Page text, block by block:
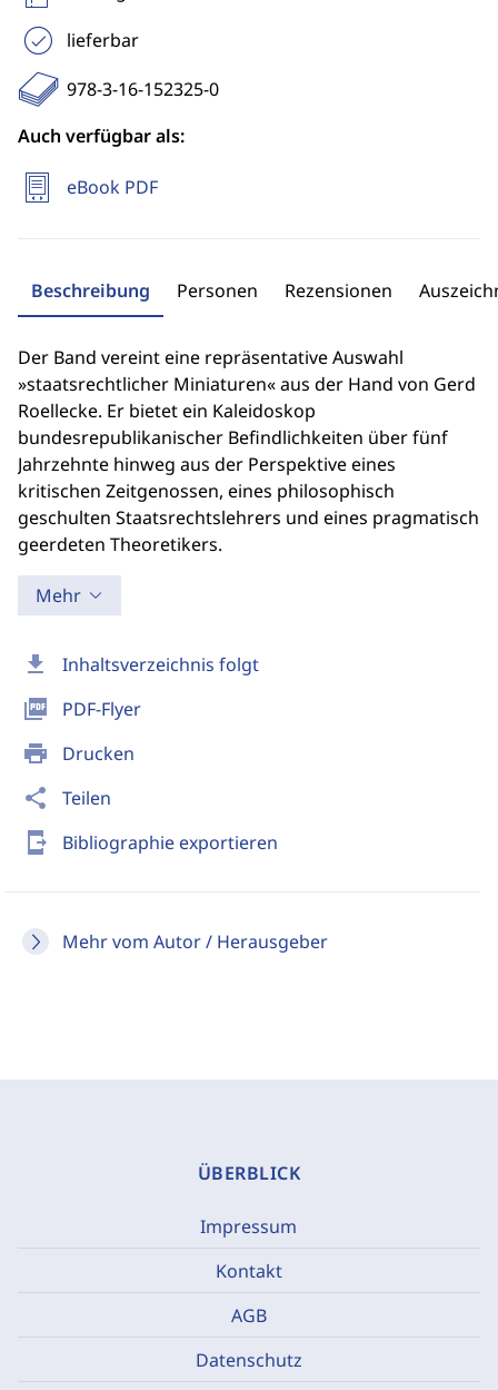
download Inhaltsverzeichnis folgt
picture_as_pdf PDF-Flyer
print Drucken
share Teilen
send_to_mobile Bibliographie exportieren
Mehr vom Autor / Herausgeber
lieferbar
978-3-16-152325-0
Auch verfügbar als:
eBook PDF
Beschreibung Personen Rezensionen
Der Band vereint eine repräsentative Auswahl
»staatsrechtlicher Miniaturen« aus der Hand von Gerd
Roellecke. Er bietet ein Kaleidoskop
bundesrepublikanischer Befindlichkeiten über fünf
Jahrzehnte hinweg aus der Perspektive eines
kritischen Zeitgenossen, eines philosophisch
geschulten Staatsrechtslehrers und eines pragmatisch
geerdeten Theoretikers.
Mehr
ÜBERBLICK
Impressum
Kontakt
AGB
Datenschutz